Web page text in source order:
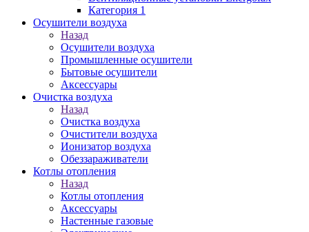
Категория 1
Осушители воздуха
Назад
Осушители воздуха
Промышленные осушители
Бытовые осушители
Аксессуары
Очистка воздуха
Назад
Очистка воздуха
Очистители воздуха
Ионизатор воздуха
Обеззараживатели
Котлы отопления
Назад
Котлы отопления
Аксессуары
Настенные газовые